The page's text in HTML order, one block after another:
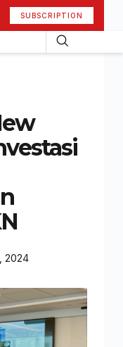
SUBSCRIPTION
2024